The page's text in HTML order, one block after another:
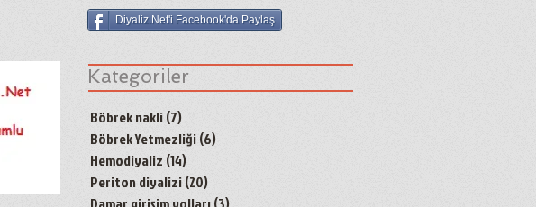
Diyaliz.Net'i Facebook'da Paylaş
Kategoriler
Böbrek nakli(7)
Böbrek Yetmezliği(6)
Hemodiyaliz (14)
Periton diyalizi(20)